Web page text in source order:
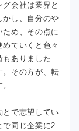
会社は業界と
かし、自分のや
ため、その点に
ていくと色々
もありました
。その方が、転
とで志望してい
で同じ企業に2